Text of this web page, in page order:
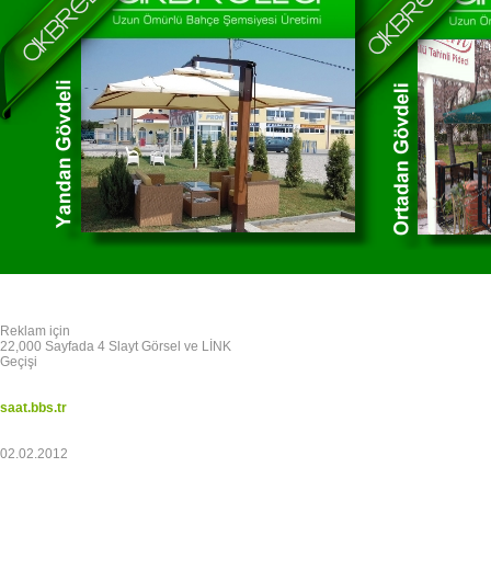
Reklam için
22,000 Sayfada 4 Slayt Görsel ve LİNK
Geçişi
saat.bbs.tr
02.02.2012